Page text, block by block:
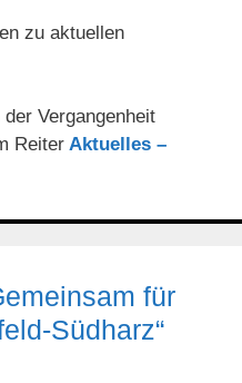
zu aktuellen
Vergangenheit
Reiter Aktuelles –
für
Südharz“